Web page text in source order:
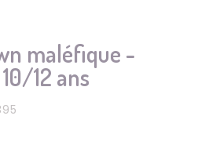
maléfique -
12 ans